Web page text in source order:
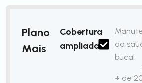
Plano
Mais
Cobertura
ampliada
da
bucal
+ de